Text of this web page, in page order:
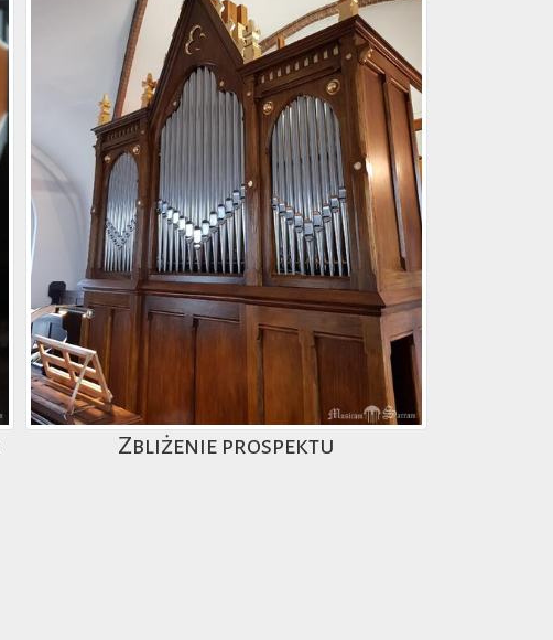
Zbliżenie prospektu